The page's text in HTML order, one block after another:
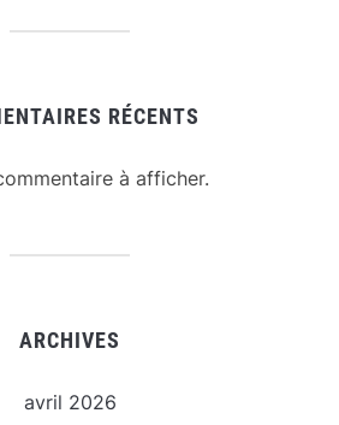
RÉCENTS
à afficher.
ARCHIVES
avril 2026